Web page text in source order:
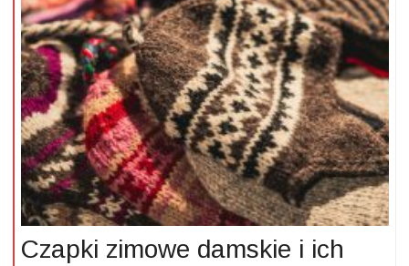
Czapki zimowe damskie i ich